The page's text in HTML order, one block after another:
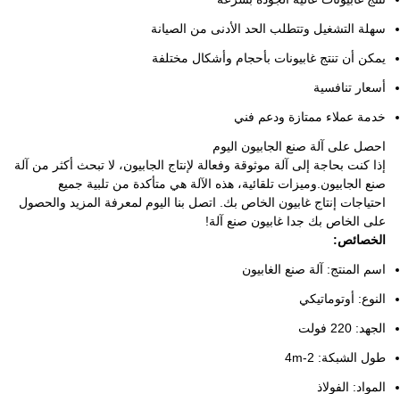
سهلة التشغيل وتتطلب الحد الأدنى من الصيانة
يمكن أن تنتج غابيونات بأحجام وأشكال مختلفة
أسعار تنافسية
خدمة عملاء ممتازة ودعم فني
احصل على آلة صنع الجابيون اليوم
إذا كنت بحاجة إلى آلة موثوقة وفعالة لإنتاج الجابيون، لا تبحث أكثر من آلة
صنع الجابيون.وميزات تلقائية، هذه الآلة هي متأكدة من تلبية جميع
احتياجات إنتاج غابيون الخاص بك. اتصل بنا اليوم لمعرفة المزيد والحصول
على الخاص بك جدا غابيون صنع آلة!
الخصائص:
اسم المنتج: آلة صنع الغابيون
النوع: أوتوماتيكي
الجهد: 220 فولت
طول الشبكة: 2-4m
المواد: الفولاذ